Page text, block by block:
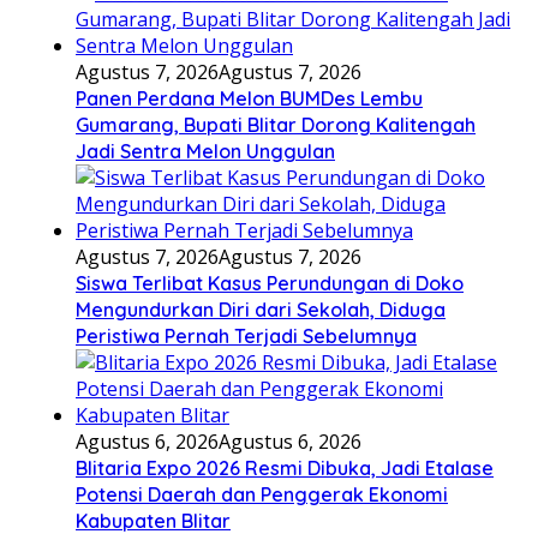
Agustus 7, 2026Agustus 7, 2026
Panen Perdana Melon BUMDes Lembu
Gumarang, Bupati Blitar Dorong Kalitengah
Jadi Sentra Melon Unggulan
Agustus 7, 2026Agustus 7, 2026
Siswa Terlibat Kasus Perundungan di Doko
Mengundurkan Diri dari Sekolah, Diduga
Peristiwa Pernah Terjadi Sebelumnya
Agustus 6, 2026Agustus 6, 2026
Blitaria Expo 2026 Resmi Dibuka, Jadi Etalase
Potensi Daerah dan Penggerak Ekonomi
Kabupaten Blitar